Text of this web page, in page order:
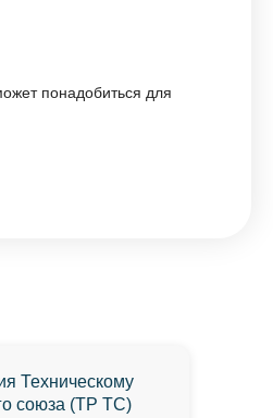
понадобиться для
Техническому
союза (ТР ТС)